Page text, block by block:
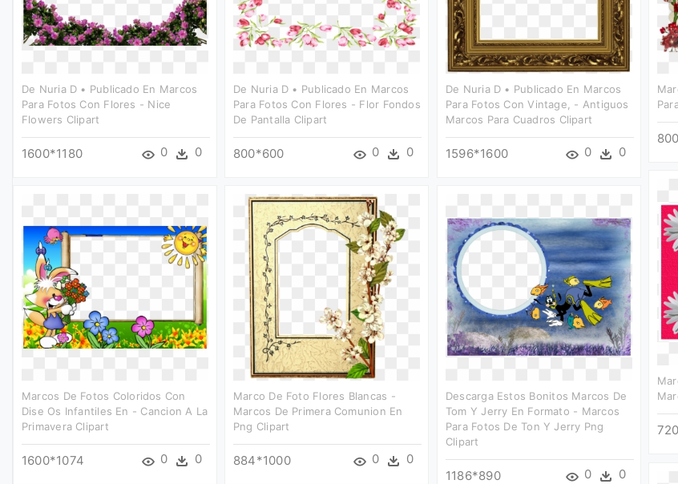
De Nuria D • Publicado En Marcos
Para Fotos Con Flores - Nice
Flowers Clipart
1600*1180 0 0
De Nuria D • Publicado En Marcos
Para Fotos Con Flores - Flor Fondos
De Pantalla Clipart
800*600 0 0
De Nuria D • Publicado En Marcos
Para Fotos Con Vintage, - Antiguos
Marcos Para Cuadros Clipart
1596*1600 0 0
Marcos De Fotos Coloridos Con
Dise Os Infantiles En - Cancion A La
Primavera Clipart
1600*1074 0 0
Marco De Foto Flores Blancas -
Marcos De Primera Comunion En
Png Clipart
884*1000 0 0
Descarga Estos Bonitos Marcos De
Tom Y Jerry En Formato - Marcos
Para Fotos De Ton Y Jerry Png
Clipart
1186*890 0 0